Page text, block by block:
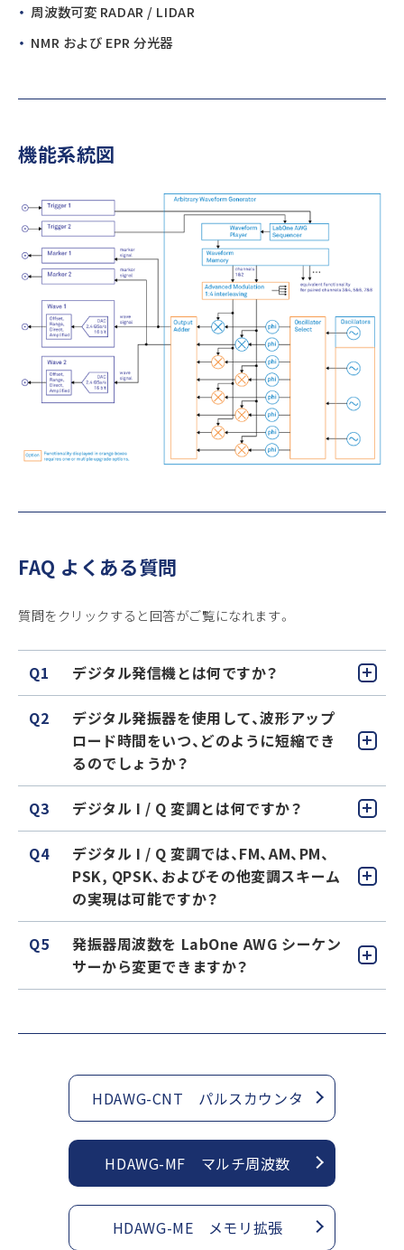
周波数可変 RADAR / LIDAR
NMR および EPR 分光器
機能系統図
FAQ よくある質問
質問をクリックすると回答がご覧になれます。
Q1 デジタル発信機とは何ですか？
Q2
デジタル発振器を使用して、波形アップ
ロード時間をいつ、どのように短縮でき
るのでしょうか？
Q3 デジタル I / Q 変調とは何ですか？
Q4
デジタル I / Q 変調では、FM、AM、PM、
PSK, QPSK、およびその他変調スキーム
の実現は可能ですか？
Q5
発振器周波数を LabOne AWG シーケン
サーから変更できますか？
HDAWG-CNT パルスカウンタ
HDAWG-MF マルチ周波数
HDAWG-ME メモリ拡張